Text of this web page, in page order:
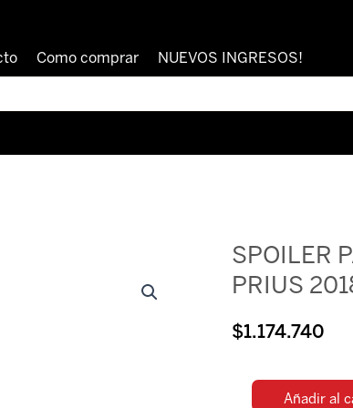
Como comprar NUEVOS INGRESOS!
SPOILER
PRIUS
$1.174.740
Añadir al